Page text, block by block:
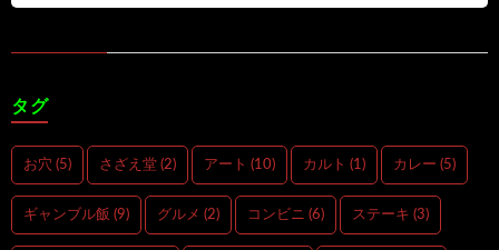
タグ
お穴 (5) さざえ堂 (2) アート (10) カルト (1) カレー (5)
ギャンブル飯 (9) グルメ (2) コンビニ (6) ステーキ (3)